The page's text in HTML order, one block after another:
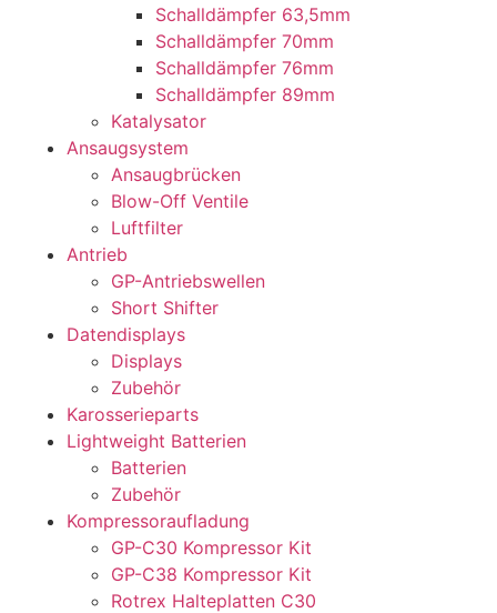
Schalldämpfer 63,5mm
Schalldämpfer 70mm
Schalldämpfer 76mm
Schalldämpfer 89mm
Katalysator
Ansaugsystem
Ansaugbrücken
Blow-Off Ventile
Luftfilter
Antrieb
GP-Antriebswellen
Short Shifter
Datendisplays
Displays
Zubehör
Karosserieparts
Lightweight Batterien
Batterien
Zubehör
Kompressoraufladung
GP-C30 Kompressor Kit
GP-C38 Kompressor Kit
Rotrex Halteplatten C30